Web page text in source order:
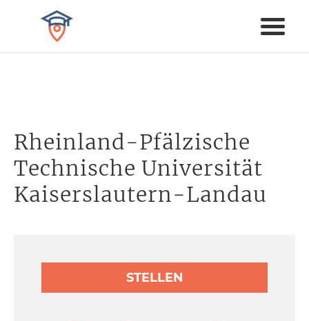
Rheinland-Pfälzische
Technische Universität
Kaiserslautern-Landau
STELLEN